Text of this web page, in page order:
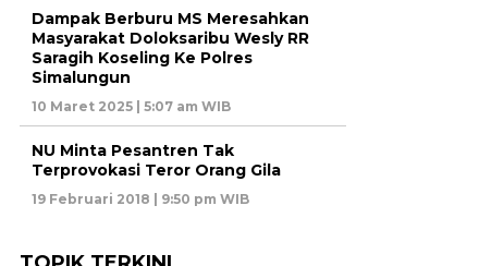
Dampak Berburu MS Meresahkan
Masyarakat Doloksaribu Wesly RR
Saragih Koseling Ke Polres
Simalungun
10 Maret 2025 | 5:07 am WIB
NU Minta Pesantren Tak
Terprovokasi Teror Orang Gila
19 Februari 2018 | 9:50 pm WIB